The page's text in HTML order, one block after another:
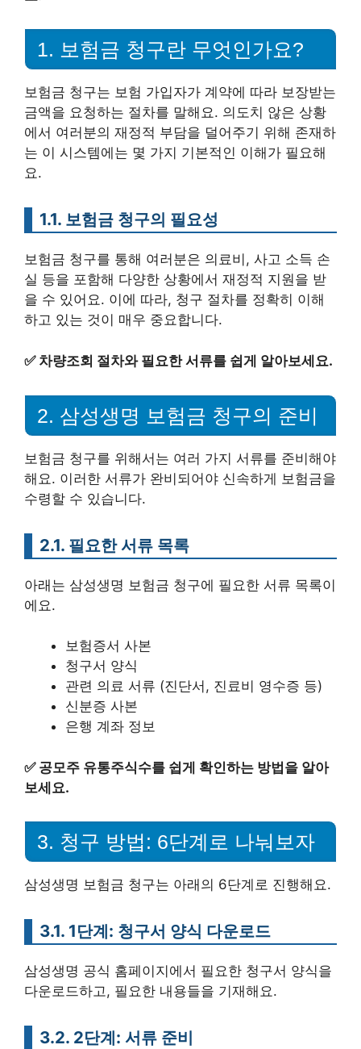
1. 보험금 청구란 무엇인가요?
보험금 청구는 보험 가입자가 계약에 따라 보장받는
금액을 요청하는 절차를 말해요. 의도치 않은 상황
에서 여러분의 재정적 부담을 덜어주기 위해 존재하
는 이 시스템에는 몇 가지 기본적인 이해가 필요해
요.
1.1. 보험금 청구의 필요성
보험금 청구를 통해 여러분은 의료비, 사고 소득 손
실 등을 포함해 다양한 상황에서 재정적 지원을 받
을 수 있어요. 이에 따라, 청구 절차를 정확히 이해
하고 있는 것이 매우 중요합니다.
✅ 차량조회 절차와 필요한 서류를 쉽게 알아보세요.
2. 삼성생명 보험금 청구의 준비
보험금 청구를 위해서는 여러 가지 서류를 준비해야
해요. 이러한 서류가 완비되어야 신속하게 보험금을
수령할 수 있습니다.
2.1. 필요한 서류 목록
아래는 삼성생명 보험금 청구에 필요한 서류 목록이
에요.
보험증서 사본
청구서 양식
관련 의료 서류 (진단서, 진료비 영수증 등)
신분증 사본
은행 계좌 정보
✅ 공모주 유통주식수를 쉽게 확인하는 방법을 알아
보세요.
3. 청구 방법: 6단계로 나눠보자
삼성생명 보험금 청구는 아래의 6단계로 진행해요.
3.1. 1단계: 청구서 양식 다운로드
삼성생명 공식 홈페이지에서 필요한 청구서 양식을
다운로드하고, 필요한 내용들을 기재해요.
3.2. 2단계: 서류 준비